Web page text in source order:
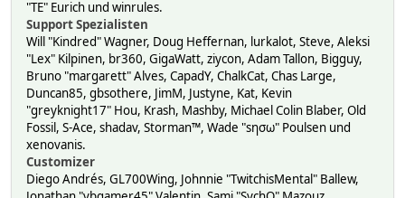
"TE" Eurich und winrules.
Support Spezialisten
Will "Kindred" Wagner, Doug Heffernan, lurkalot, Steve, Aleksi
"Lex" Kilpinen, br360, GigaWatt, ziycon, Adam Tallon, Bigguy,
Bruno "margarett" Alves, CapadY, ChalkCat, Chas Large,
Duncan85, gbsothere, JimM, Justyne, Kat, Kevin
"greyknight17" Hou, Krash, Mashby, Michael Colin Blaber, Old
Fossil, S-Ace, shadav, Storman™, Wade "sησω" Poulsen und
xenovanis.
Customizer
Diego Andrés, GL700Wing, Johnnie "TwitchisMental" Ballew,